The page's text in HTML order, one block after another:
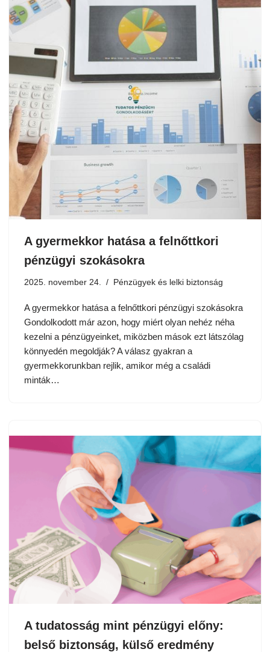
A gyermekkor hatása a felnőttkori
pénzügyi szokásokra
2025. november 24. Pénzügyek és lelki biztonság
A gyermekkor hatása a felnőttkori pénzügyi szokásokra
Gondolkodott már azon, hogy miért olyan nehéz néha
kezelni a pénzügyeinket, miközben mások ezt látszólag
könnyedén megoldják? A válasz gyakran a
gyermekkorunkban rejlik, amikor még a családi
minták…
A tudatosság mint pénzügyi előny:
belső biztonság, külső eredmény